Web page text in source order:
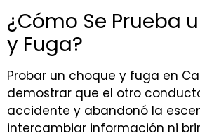
¿Cómo Se Prueba
y Fuga?
Probar un choque y fuga en
demostrar que el otro
accidente y abandonó la
intercambiar información ni